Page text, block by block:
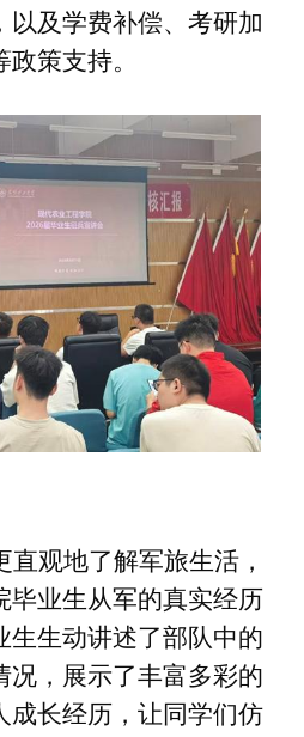
以及学费补偿、考研加
策支持。
直观地了解军旅生活，
毕业生从军的真实经历
生生动讲述了部队中的
况，展示了丰富多彩的
成长经历，让同学们仿